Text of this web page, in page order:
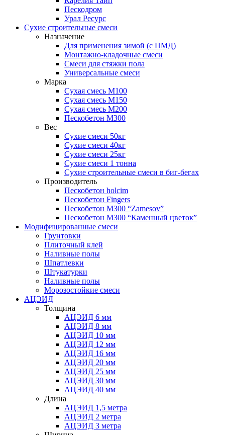
Пескодром
Урал Ресурс
Сухие строительные смеси
Назначение
Для применения зимой (с ПМД)
Монтажно-кладочные смеси
Смеси для стяжки пола
Универсальные смеси
Марка
Сухая смесь М100
Сухая смесь М150
Сухая смесь М200
Пескобетон М300
Вес
Сухие смеси 50кг
Сухие смеси 40кг
Сухие смеси 25кг
Сухие смеси 1 тонна
Сухие строительные смеси в биг-бегах
Производитель
Пескобетон holcim
Пескобетон Fingers
Пескобетон М300 “Zamesov”
Пескобетон М300 “Каменный цветок”
Модифицированные смеси
Грунтовки
Плиточный клей
Наливные полы
Шпатлевки
Штукатурки
Наливные полы
Морозостойкие смеси
АЦЭИД
Толщина
АЦЭИД 6 мм
АЦЭИД 8 мм
АЦЭИД 10 мм
АЦЭИД 12 мм
АЦЭИД 16 мм
АЦЭИД 20 мм
АЦЭИД 25 мм
АЦЭИД 30 мм
АЦЭИД 40 мм
Длина
АЦЭИД 1,5 метра
АЦЭИД 2 метра
АЦЭИД 3 метра